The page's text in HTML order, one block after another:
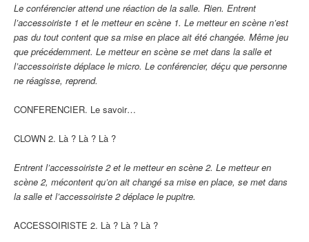
Le conférencier attend une réaction de la salle. Rien. Entrent
l’accessoiriste 1 et le metteur en scène 1. Le metteur en scène n’est
pas du tout content que sa mise en place ait été changée. Même jeu
que précédemment. Le metteur en scène se met dans la salle et
l’accessoiriste déplace le micro. Le conférencier, déçu que personne
ne réagisse, reprend.
CONFERENCIER. Le savoir…
CLOWN 2. Là ? Là ? Là ?
Entrent l’accessoiriste 2 et le metteur en scène 2. Le metteur en
scène 2, mécontent qu’on ait changé sa mise en place, se met dans
la salle et l’accessoiriste 2 déplace le pupitre.
ACCESSOIRISTE 2. Là ? Là ? Là ?